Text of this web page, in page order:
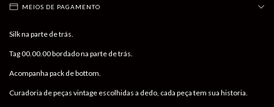
MEIOS DE PAGAMENTO
Silk na parte de trás.
Tag 00.00.00 bordado na parte de trás.
Acompanha pack de bottom.
Curadoria de peças vintage escolhidas a dedo, cada peça tem sua historia.